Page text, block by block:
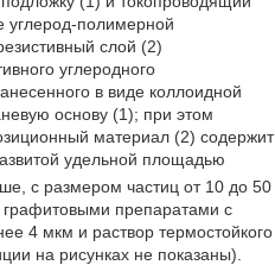
углерод-полимерной
слой (2)
углеродного
в виде коллоидной
основу (1); при этом
материал (2) содержит
удельной площадью
с размером частиц от 10 до 50
препаратами с
4 мкм и раствор термостойкого
на рисунках не показаны).